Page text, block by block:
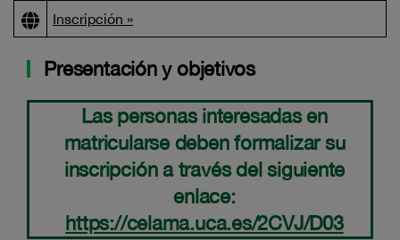
Inscripción »
Presentación y objetivos
Las personas interesadas en
matricularse deben formalizar su
inscripción a través del siguiente
enlace:
https://celama.uca.es/2CVJ/D03